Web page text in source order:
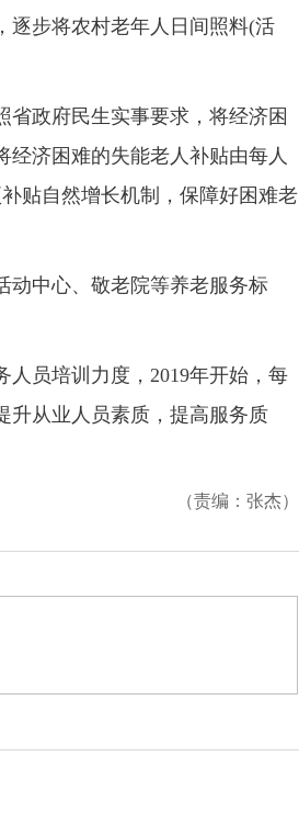
逐步将农村老年人日间照料(活
政府民生实事要求，将经济困
经济困难的失能老人补贴由每人
贴自然增长机制，保障好困难老
中心、敬老院等养老服务标
员培训力度，2019年开始，每
升从业人员素质，提高服务质
（责编：张杰）